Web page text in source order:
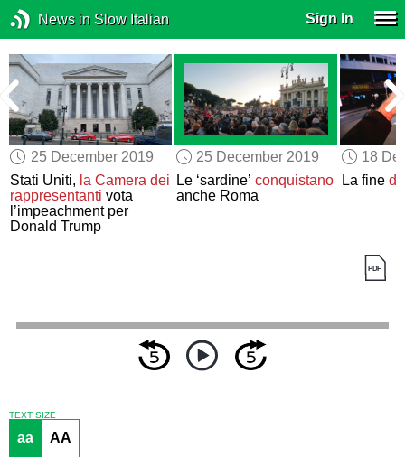
News in Slow Italian Sign In
25 December 2019
Stati Uniti, la Camera dei
rappresentanti vota
l’impeachment per
Donald Trump
25 December 2019
Le ‘sardine’ conquistano
anche Roma
18
La fine
TEXT SIZE
aa AA